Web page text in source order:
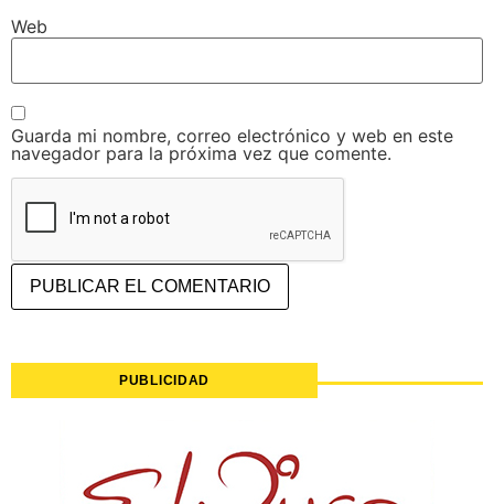
Web
Guarda mi nombre, correo electrónico y web en este
navegador para la próxima vez que comente.
PUBLICIDAD